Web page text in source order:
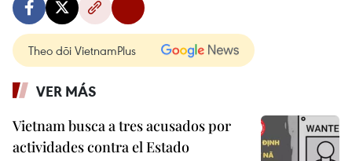
Theo dõi VietnamPlus
VER MÁS
Vietnam busca a tres acusados por
actividades contra el Estado